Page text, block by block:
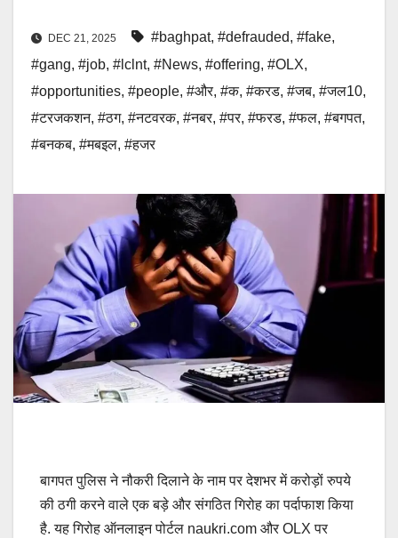
DEC 21, 2025 #baghpat, #defrauded, #fake,
#gang, #job, #lclnt, #News, #offering, #OLX,
#opportunities, #people, #और, #क, #करड, #जब, #जल10,
#टरजकशन, #ठग, #नटवरक, #नबर, #पर, #फरड, #फल, #बगपत,
#बनकब, #मबइल, #हजर
बागपत पुलिस ने नौकरी दिलाने के नाम पर देशभर में करोड़ों रुपये
की ठगी करने वाले एक बड़े और संगठित गिरोह का पर्दाफाश किया
है. यह गिरोह ऑनलाइन पोर्टल naukri.com और OLX पर